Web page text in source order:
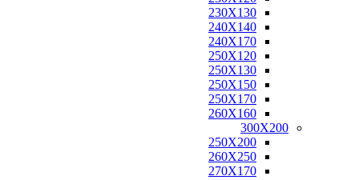
230X130
240X140
240X170
250X120
250X130
250X150
250X170
260X160
300X200
250X200
260X250
270X170